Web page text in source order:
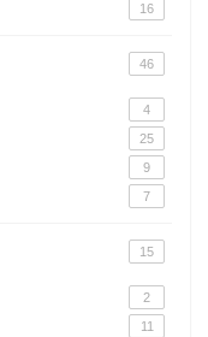
16
46
4
25
9
7
15
2
11